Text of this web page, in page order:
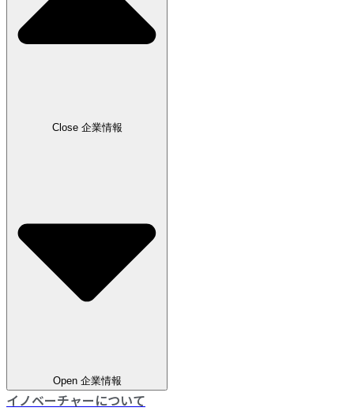
Close 企業情報
Open 企業情報
イノベーチャーについて